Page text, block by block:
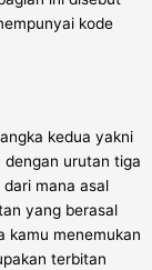
kode
kedua yakni
dengan urutan tiga
mana asal
yang berasal
kamu menemukan
terbitan